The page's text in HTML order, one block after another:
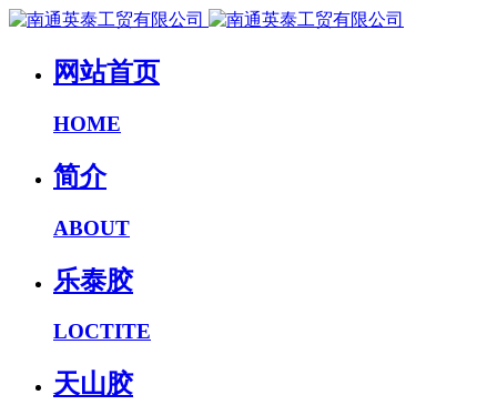
网站首页
HOME
简介
ABOUT
乐泰胶
LOCTITE
天山胶